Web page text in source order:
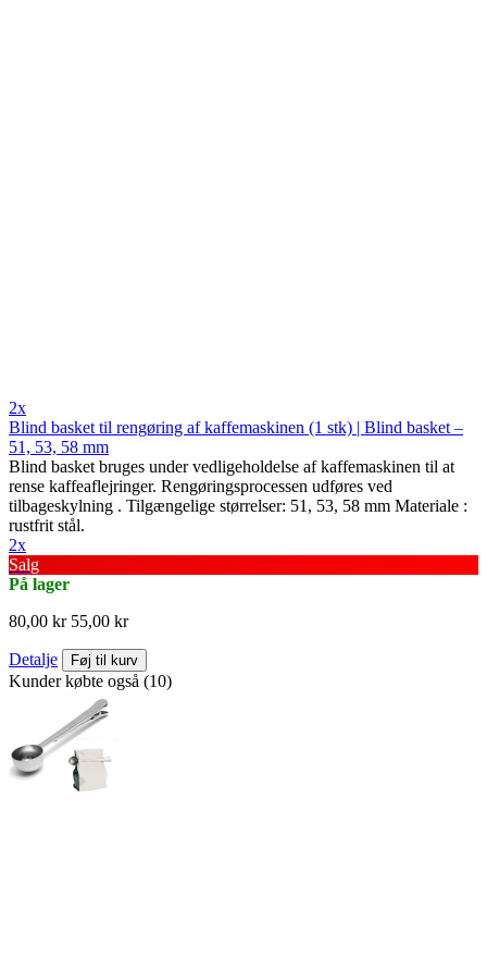
2x
Blind basket til rengøring af kaffemaskinen (1 stk) | Blind basket –
51, 53, 58 mm
Blind basket bruges under vedligeholdelse af kaffemaskinen til at
rense kaffeaflejringer. Rengøringsprocessen udføres ved
tilbageskylning . Tilgængelige størrelser: 51, 53, 58 mm Materiale :
rustfrit stål.
2x
Salg
På lager
80,00 kr 55,00 kr
Detalje Føj til kurv
Kunder købte også (10)